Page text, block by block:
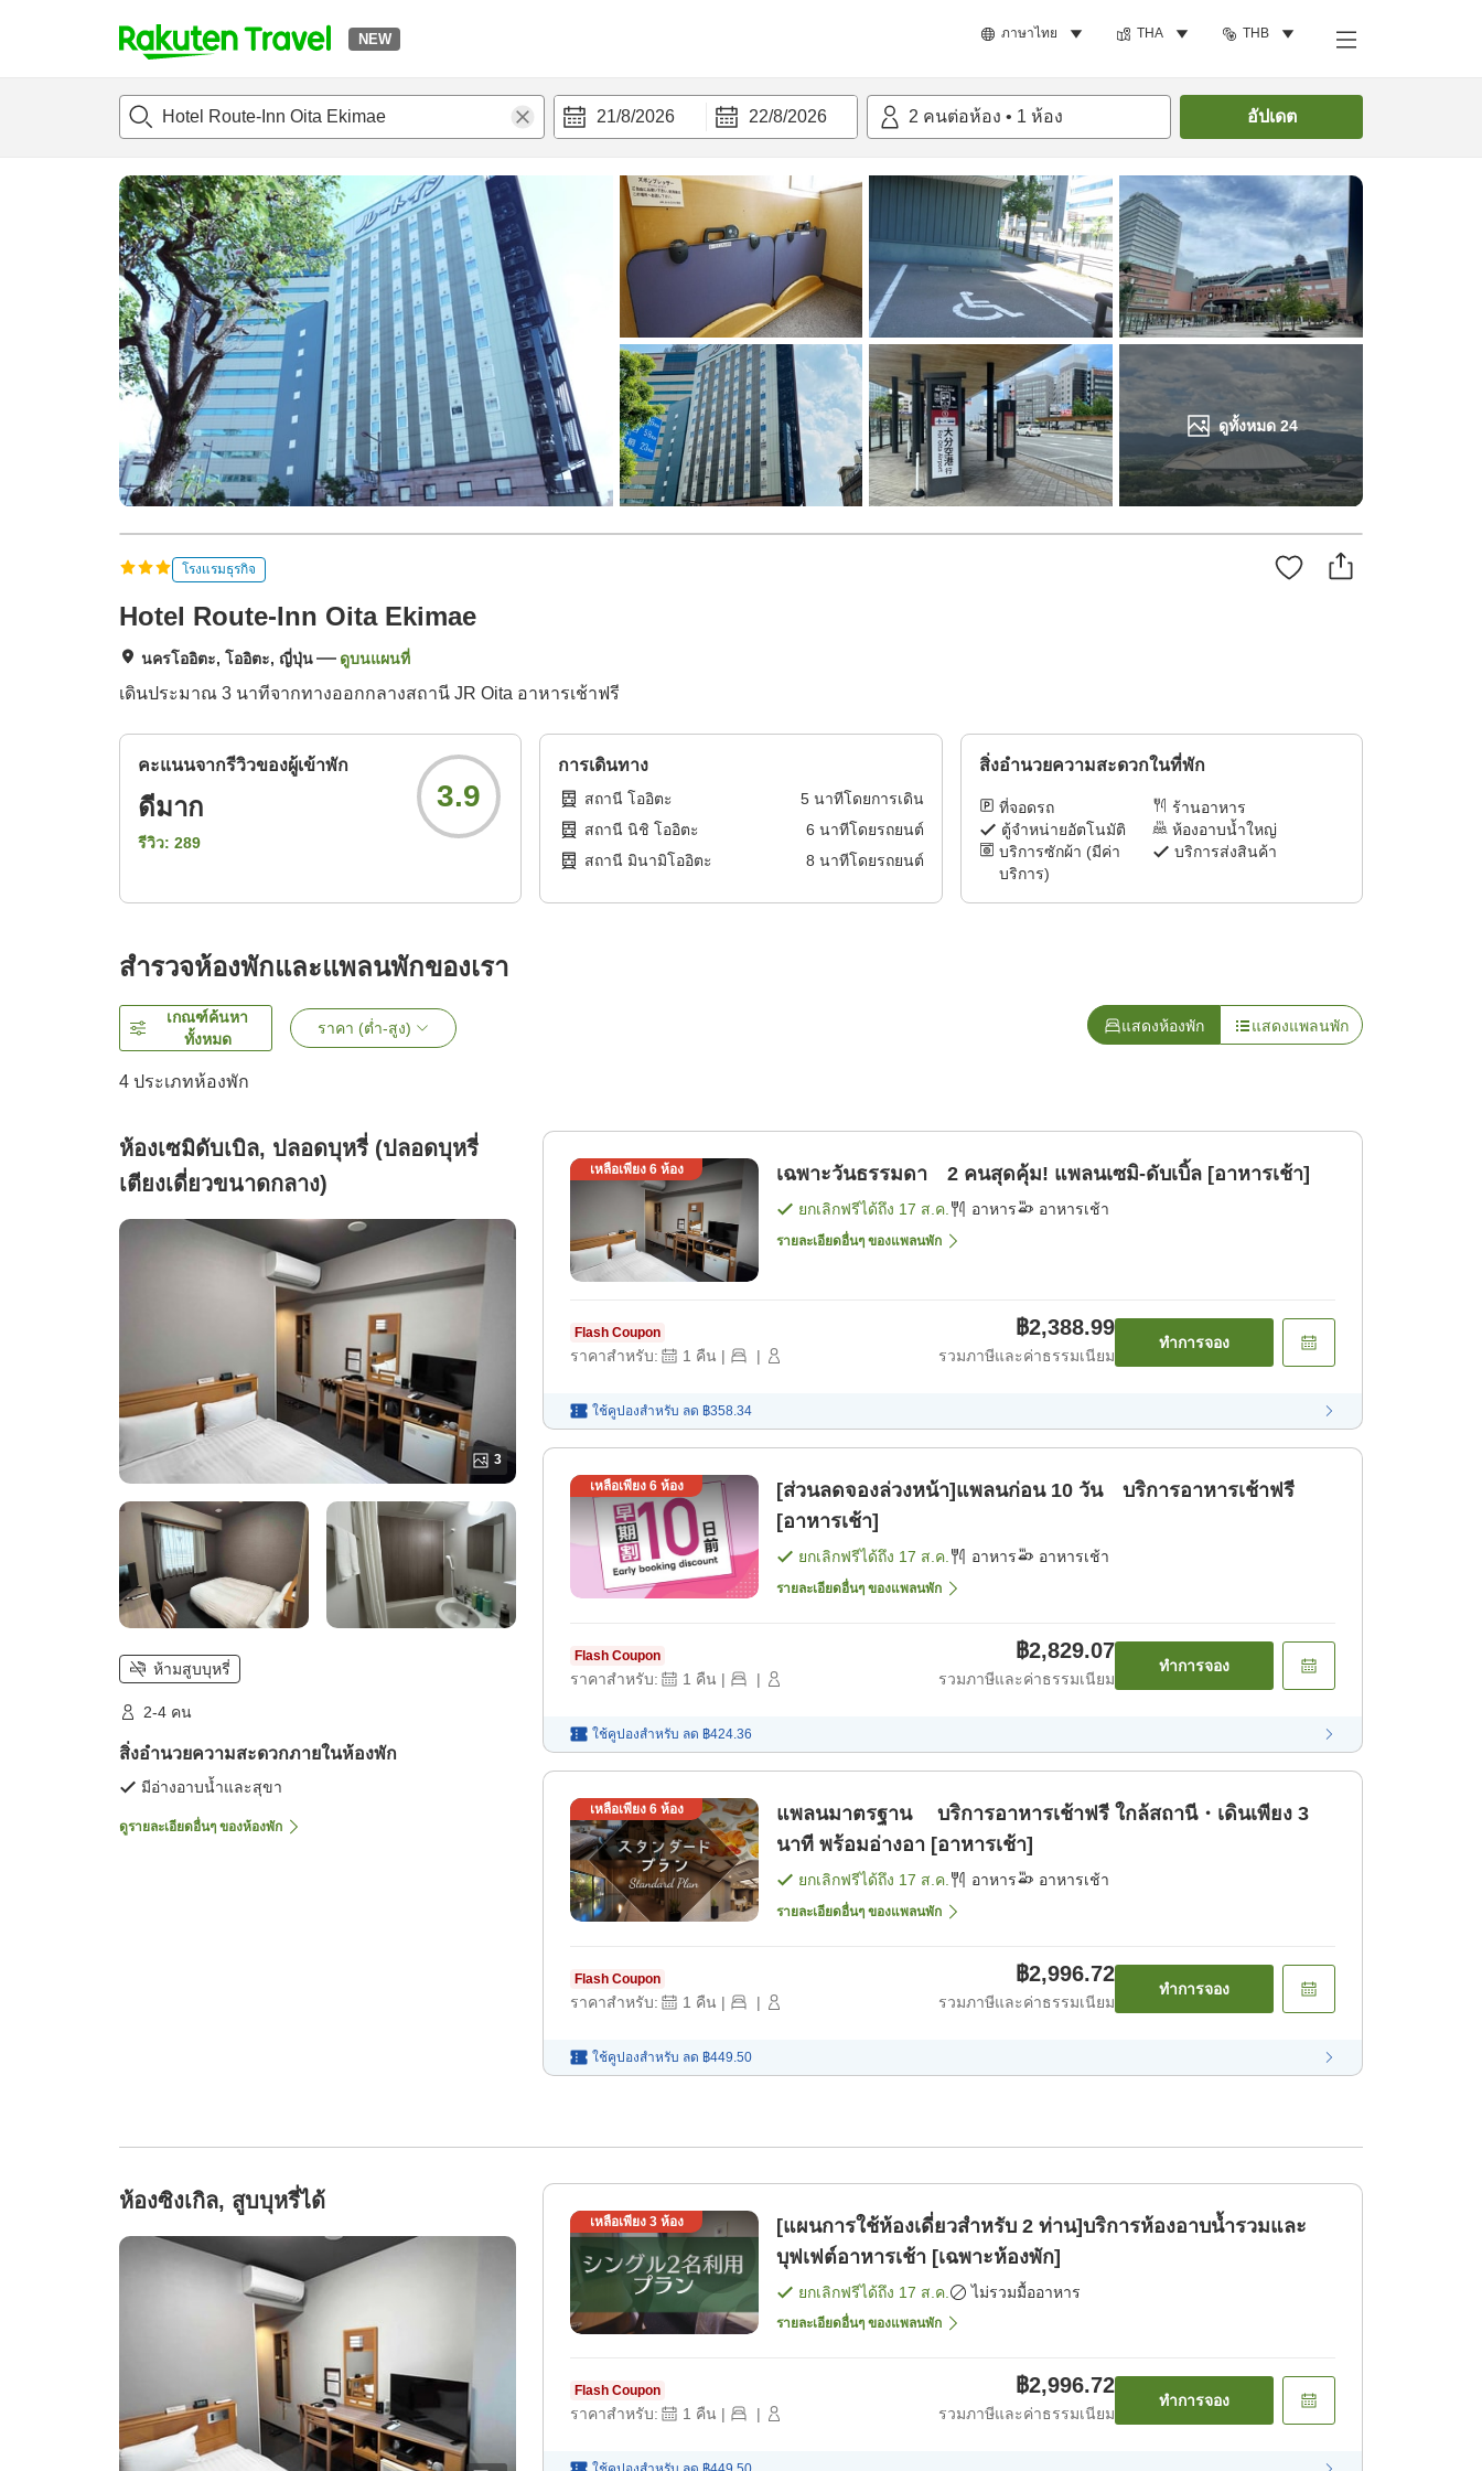
NEW ภาษาไทย THA THB
t
p
a
g
e
_
s
e
a
r
c
h
21/8/2026 22/8/2026 2 คนต่อห้อง • 1 ห้อง อัปเดต
ดูทั้งหมด 24
แนะนำที่พักห้องพักและแพลนพักรีวิวไฮไลต์ สิ่่งอำนวยความสะดวก ค้นหาห้องพัก
โรงแรมธุรกิจ
Hotel Route-Inn Oita Ekimae
นครโออิตะ, โออิตะ, ญี่ปุ่น ดูบนแผนที่
เดินประมาณ 3 นาทีจากทางออกกลางสถานี JR Oita อาหารเช้าฟรี
คะแนนจากรีวิวของผู้เข้าพัก
ดีมาก
รีวิว: 289
3.9
การเดินทาง
สถานี โออิตะ 5นาทีโดยการเดิน
สถานี นิชิ โออิตะ
6 นาทีโดยรถยนต์
สถานี มินามิโออิตะ
8 นาทีโดยรถยนต์
สิ่งอำนวยความสะดวกในที่พัก
ที่จอดรถ
ร้านอาหาร
ตู้จำหน่ายอัตโนมัติ
ห้องอาบน้ำใหญ่
บริการซักผ้า (มีค่า
บริการ)
บริการส่งสินค้า
สำรวจห้องพักและแพลนพักของเรา
เกณฑ์ค้นหา
ทั้งหมด
ราคา (ต่ำ-สูง) แสดงห้องพัก แสดงแพลนพัก
4 ประเภทห้องพัก
ห้องเซมิดับเบิล, ปลอดบุหรี่ (ปลอดบุหรี่
เตียงเดี่ยวขนาดกลาง)
3
ห้ามสูบบุหรี่
2-4 คน
สิ่งอำนวยความสะดวกภายในห้องพัก
มีอ่างอาบน้ำและสุขา
ดูรายละเอียดอื่นๆ ของห้องพัก
เหลือเพียง 6ห้อง เฉพาะวันธรรมดา 2 คนสุดคุ้ม! แพลนเซมิ-ดับเบิ้ล [อาหารเช้า]
ยกเลิกฟรีได้ถึง 17 ส.ค. อาหาร อาหารเช้า
รายละเอียดอื่นๆ ของแพลนพัก
Flash Coupon
ราคาสำหรับ: 1 คืน | |
฿2,388.99
รวมภาษีและค่าธรรมเนียม
ทำการจอง
ใช้คูปองสำหรับ ลด ฿358.34
เหลือเพียง 6ห้อง
[ส่วนลดจองล่วงหน้า]แพลนก่อน 10 วัน บริการอาหารเช้าฟรี
[อาหารเช้า]
ยกเลิกฟรีได้ถึง 17 ส.ค. อาหาร อาหารเช้า
รายละเอียดอื่นๆ ของแพลนพัก
Flash Coupon
ราคาสำหรับ: 1 คืน | |
฿2,829.07
รวมภาษีและค่าธรรมเนียม
ทำการจอง
ใช้คูปองสำหรับ ลด ฿424.36
เหลือเพียง 6ห้อง
แพลนมาตรฐาน บริการอาหารเช้าฟรี ใกล้สถานี・เดินเพียง 3
นาที พร้อมอ่างอา [อาหารเช้า]
ยกเลิกฟรีได้ถึง 17 ส.ค. อาหาร อาหารเช้า
รายละเอียดอื่นๆ ของแพลนพัก
Flash Coupon
ราคาสำหรับ: 1 คืน | |
฿2,996.72
รวมภาษีและค่าธรรมเนียม
ทำการจอง
ใช้คูปองสำหรับ ลด ฿449.50
ห้องซิงเกิล, สูบบุหรี่ได้
เหลือเพียง 3ห้อง
[แผนการใช้ห้องเดี่ยวสำหรับ 2 ท่าน]บริการห้องอาบน้ำรวมและ
บุฟเฟต์อาหารเช้า [เฉพาะห้องพัก]
ยกเลิกฟรีได้ถึง 17 ส.ค. ไม่รวมมื้ออาหาร
รายละเอียดอื่นๆ ของแพลนพัก
Flash Coupon
ราคาสำหรับ: 1 คืน | |
฿2,996.72
รวมภาษีและค่าธรรมเนียม
ทำการจอง